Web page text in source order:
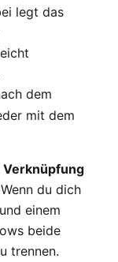
legt das
dem
mit dem
Verknüpfung
du dich
einem
beide
trennen.